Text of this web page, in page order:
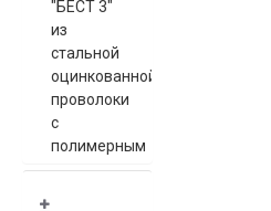
"БЕСТ 3"
из
стальной
оцинкованной
проволоки
с
полимерным
покрытием